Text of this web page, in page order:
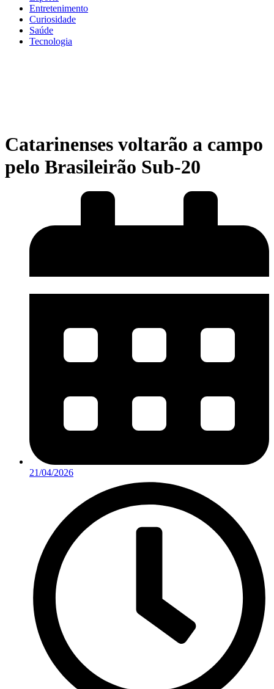
Entretenimento
Curiosidade
Saúde
Tecnologia
Catarinenses voltarão a campo
pelo Brasileirão Sub-20
21/04/2026